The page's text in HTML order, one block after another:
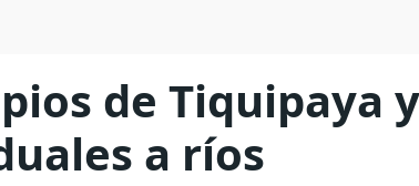
de Tiquipaya
a ríos